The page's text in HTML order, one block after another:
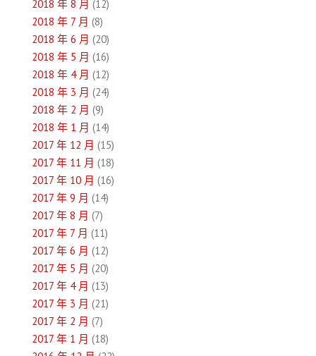
2018 年 8 月 (12)
2018 年 7 月 (8)
2018 年 6 月 (20)
2018 年 5 月 (16)
2018 年 4 月 (12)
2018 年 3 月 (24)
2018 年 2 月 (9)
2018 年 1 月 (14)
2017 年 12 月 (15)
2017 年 11 月 (18)
2017 年 10 月 (16)
2017 年 9 月 (14)
2017 年 8 月 (7)
2017 年 7 月 (11)
2017 年 6 月 (12)
2017 年 5 月 (20)
2017 年 4 月 (13)
2017 年 3 月 (21)
2017 年 2 月 (7)
2017 年 1 月 (18)